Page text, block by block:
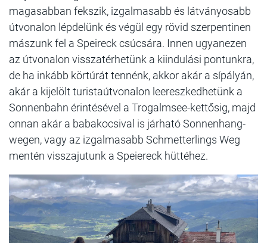
magasabban fekszik, izgalmasabb és látványosabb
útvonalon lépdelünk és végül egy rövid szerpentinen
mászunk fel a Speireck csúcsára. Innen ugyanezen
az útvonalon visszatérhetünk a kiindulási pontunkra,
de ha inkább körtúrát tennénk, akkor akár a sípályán,
akár a kijelölt turistaútvonalon leereszkedhetünk a
Sonnenbahn érintésével a Trogalmsee-kettősig, majd
onnan akár a babakocsival is járható Sonnenhang-
wegen, vagy az izgalmasabb Schmetterlings Weg
mentén visszajutunk a Speiereck hüttéhez.